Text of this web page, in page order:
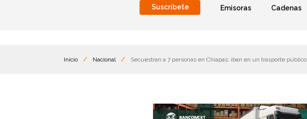
Suscríbete Emisoras Cadenas
Inicio / Nacional / Secuestran a 7 personas en Chiapas; iban en un trasporte público